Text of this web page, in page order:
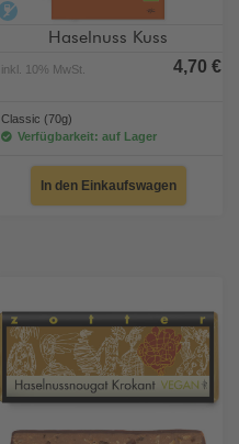
Haselnuss Kuss
inkl. 10% MwSt. 4,70 €
Classic (70g)
Verfügbarkeit: auf Lager
In den Einkaufswagen